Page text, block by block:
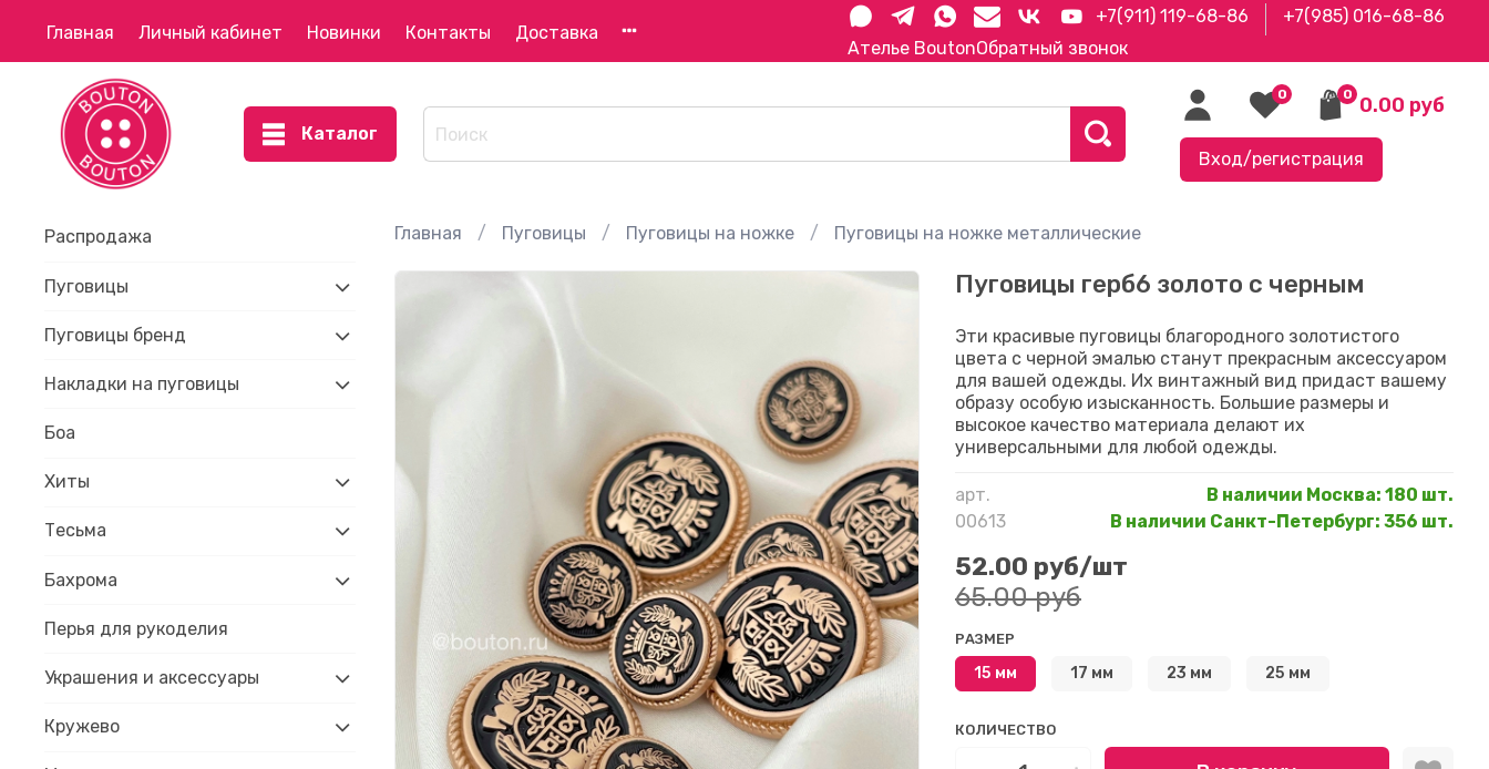
Ателье BoutonОбратный звонок
Главная Личный кабинет Новинки Контакты Доставка
+7(911) 119-68-86 +7(985) 016-68-86
Каталог
0 0 0.00 руб
Вход/регистрация
Главная Пуговицы Пуговицы на ножке Пуговицы на ножке металлические
арт.
00613
В наличии Москва: 180 шт.
В наличии Санкт-Петербург: 356 шт.
Пуговицы герб6 золото с черным
52.00 руб/шт
65.00 руб
КОЛИЧЕСТВО
РАЗМЕР
15 мм 17 мм 23 мм 25 мм
Эти красивые пуговицы благородного золотистого
цвета с черной эмалью станут прекрасным аксессуаром
для вашей одежды. Их винтажный вид придаст вашему
образу особую изысканность. Большие размеры и
высокое качество материала делают их
универсальными для любой одежды.
Распродажа
Пуговицы
Пуговицы бренд
Накладки на пуговицы
Боа
Хиты
Тесьма
Бахрома
Перья для рукоделия
Украшения и аксессуары
Кружево